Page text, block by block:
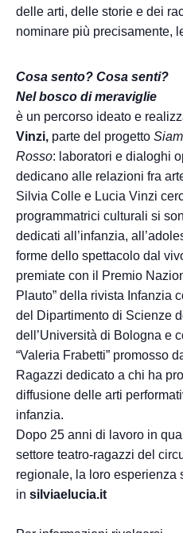
delle arti, delle storie e dei
nominare più precisamente,
Cosa sento? Cosa senti?
Nel bosco di meraviglie
è un percorso ideato e
Vinzi, parte del progetto
Rosso: laboratori e dialoghi
dedicano alle relazioni fra
Silvia Colle e Lucia Vinzi
programmatrici culturali si
dedicati all’infanzia,
forme dello spettacolo dal
premiate con il Premio
Plauto” della rivista Infanzia
del Dipartimento di Scienze
dell’Università di Bologna e
“Valeria Frabetti” promosso
Ragazzi dedicato a chi ha
diffusione delle arti
infanzia.
Dopo 25 anni di lavoro in
settore teatro-ragazzi del
regionale, la loro esperienza
in silviaelucia.it